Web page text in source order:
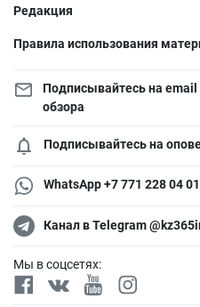
Редакция
Правила использования
Подписывайтесь на
обзора
Подписывайтесь на
WhatsApp +7 771 228 04 01
Канал в Telegram
Мы в соцсетях: